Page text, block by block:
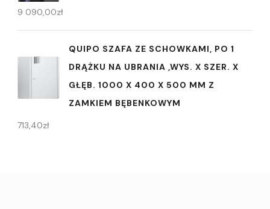
9 090,00zł
QUIPO SZAFA ZE SCHOWKAMI, PO 1
DRĄŻKU NA UBRANIA ,WYS. X SZER. X
GŁĘB. 1000 X 400 X 500 MM Z
ZAMKIEM BĘBENKOWYM
713,40zł